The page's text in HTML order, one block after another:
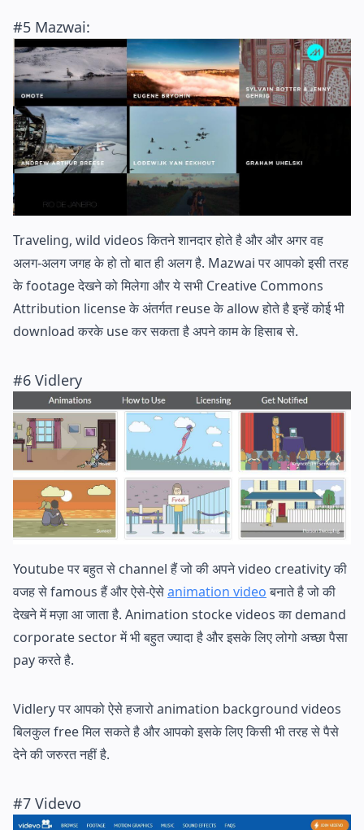
#5 Mazwai:
Traveling, wild videos कितने शानदार होते है और और अगर वह
अलग-अलग जगह के हो तो बात ही अलग है. Mazwai पर आपको इसी तरह
के footage देखने को मिलेगा और ये सभी Creative Commons
Attribution license के अंतर्गत reuse के allow होते है इन्हें कोई भी
download करके use कर सकता है अपने काम के हिसाब से.
#6 Vidlery
Youtube पर बहुत से channel हैं जो की अपने video creativity की
वजह से famous हैं और ऐसे-ऐसेanimation videoबनाते है जो की
देखने में मज़ा आ जाता है. Animation stocke videos का demand
corporate sector में भी बहुत ज्यादा है और इसके लिए लोगो अच्छा पैसा
pay करते है.
Vidlery पर आपको ऐसे हजारो animation background videos
बिलकुल free मिल सकते है और आपको इसके लिए किसी भी तरह से पैसे
देने की जरुरत नहीं है.
#7 Videvo